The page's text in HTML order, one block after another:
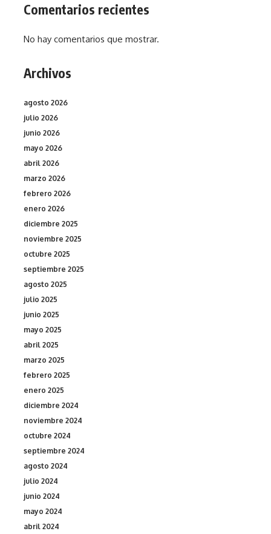
Comentarios recientes
No hay comentarios que mostrar.
Archivos
agosto 2026
julio 2026
junio 2026
mayo 2026
abril 2026
marzo 2026
febrero 2026
enero 2026
diciembre 2025
noviembre 2025
octubre 2025
septiembre 2025
agosto 2025
julio 2025
junio 2025
mayo 2025
abril 2025
marzo 2025
febrero 2025
enero 2025
diciembre 2024
noviembre 2024
octubre 2024
septiembre 2024
agosto 2024
julio 2024
junio 2024
mayo 2024
abril 2024